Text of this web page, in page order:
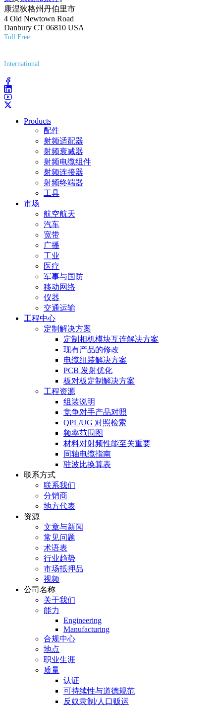
康涅狄格州丹伯里市
4 Old Newtown Road
Danbury CT 06810 USA
Toll Free
International
Products
配件
射频适配器
射频衰减器
射频电缆组件
射频连接器
射频终端器
工具
市场
航空航天
汽车
宽带
广播
工业
医疗
军事与国防
移动网络
仪器
交通运输
工程中心
定制解决方案
定制相机模块互连解决方案
现有产品的修改
电缆组装解决方案
PCB 发射优化
板对板定制解决方案
工程资源
组装说明
竞争对手产品对照
QPL/UG 对照检索
频率范围图
材料对射频性能至关重要
同轴电缆指南
驻波比换算表
联系方式
联系我们
分销商
地方代表
资源
文章与新闻
常见问题
术语表
行业趋势
市场抵押品
视频
公司名称
关于我们
能力
Engineering
Manufacturing
合规中心
地点
职业生涯
质量
认证
可持续性与道德规范
反奴隶制/人口贩运